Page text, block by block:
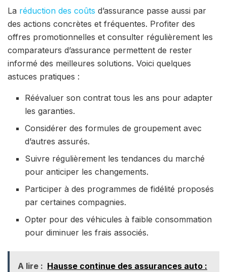
La réduction des coûts d’assurance passe aussi par
des actions concrètes et fréquentes. Profiter des
offres promotionnelles et consulter régulièrement les
comparateurs d’assurance permettent de rester
informé des meilleures solutions. Voici quelques
astuces pratiques :
Réévaluer son contrat tous les ans pour adapter
les garanties.
Considérer des formules de groupement avec
d’autres assurés.
Suivre régulièrement les tendances du marché
pour anticiper les changements.
Participer à des programmes de fidélité proposés
par certaines compagnies.
Opter pour des véhicules à faible consommation
pour diminuer les frais associés.
A lire : Hausse continue des assurances auto :